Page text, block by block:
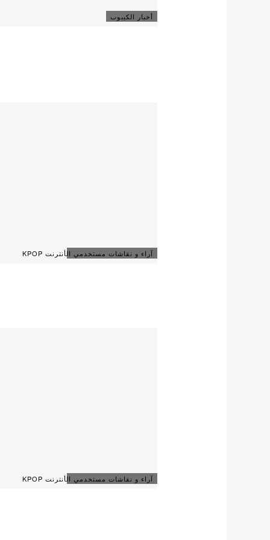
أخبار الكيبوب
آراء و نقاشات مستخدمي الأنترنت KPOP
آراء و نقاشات مستخدمي الأنترنت KPOP